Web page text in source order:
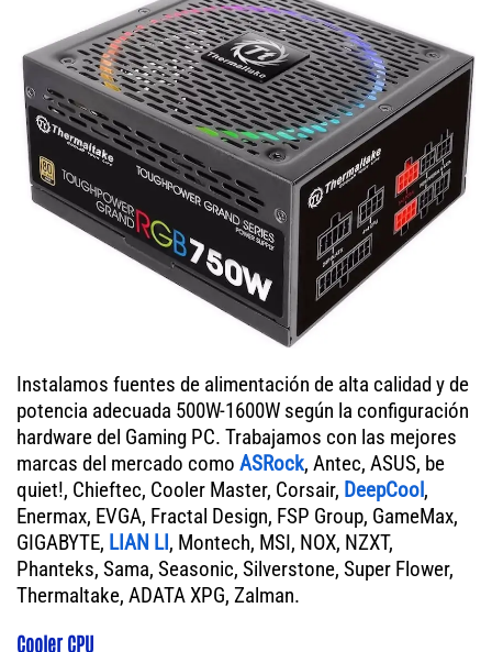
Instalamos fuentes de alimentación de alta calidad y de
potencia adecuada 500W-1600W según la configuración
hardware del Gaming PC. Trabajamos con las mejores
marcas del mercado como ASRock, Antec, ASUS, be
quiet!, Chieftec, Cooler Master, Corsair, DeepCool,
Enermax, EVGA, Fractal Design, FSP Group, GameMax,
GIGABYTE, LIAN LI, Montech, MSI, NOX, NZXT,
Phanteks, Sama, Seasonic, Silverstone, Super Flower,
Thermaltake, ADATA XPG, Zalman.
Cooler CPU